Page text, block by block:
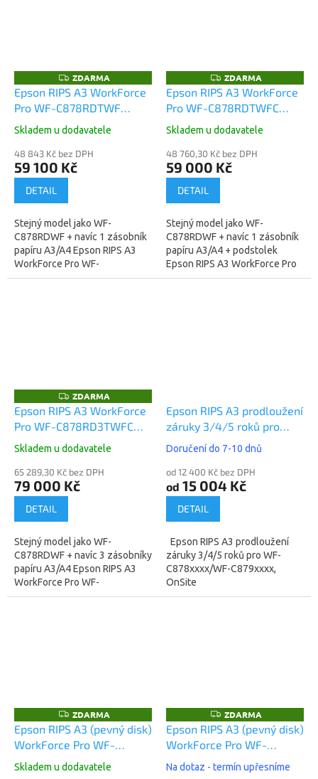
Z
D
A
R
A
ZDARMA
Epson RIPS A3 WorkForce
Pro WF-C878RDTWF
(C11CH60401BB)
Skladem u dodavatele
48 843 Kč bez DPH
59 100 Kč
DETAIL
Stejný model jako WF-
C878RDWF + navíc 1 zásobník
papíru A3/A4 Epson RIPS A3
WorkForce Pro WF-
C878RDTWF
Z
D
A
R
A
ZDARMA
Epson RIPS A3 WorkForce
Pro WF-C878RDTWFC
(C11CH60401BR)
Skladem u dodavatele
48 760,30 Kč bez DPH
59 000 Kč
DETAIL
Stejný model jako WF-
C878RDWF + navíc 1 zásobník
papíru A3/A4 + podstolek
Epson RIPS A3 WorkForce Pro
WF-C878RDTWFC
Z
D
A
R
A
ZDARMA
Epson RIPS A3 WorkForce
Pro WF-C878RD3TWFC
(C11CH60401BP)
Skladem u dodavatele
65 289,30 Kč bez DPH
79 000 Kč
DETAIL
Stejný model jako WF-
C878RDWF + navíc 3 zásobníky
papíru A3/A4 Epson RIPS A3
WorkForce Pro WF-
C878RD3TWFC
Epson RIPS A3 prodloužení
záruky 3/4/5 roků pro
WF-C878xxxx/WF-
C879xxxx, OnSite
Doručení do 7-10 dnů
od 12 400 Kč bez DPH
od 15 004 Kč
DETAIL
Epson RIPS A3 prodloužení
záruky 3/4/5 roků pro WF-
C878xxxx/WF-C879xxxx,
OnSite
Z
D
A
R
A
ZDARMA
Epson RIPS A3 (pevný disk)
WorkForce Pro WF-
C879RDWF (C11CH35401)
Skladem u dodavatele
Z
D
A
R
A
ZDARMA
Epson RIPS A3 (pevný disk)
WorkForce Pro WF-
C879RDTWF
Na dotaz - termín upřesníme